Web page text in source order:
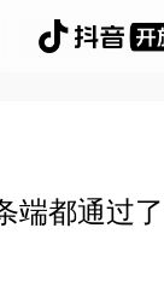
端都通过